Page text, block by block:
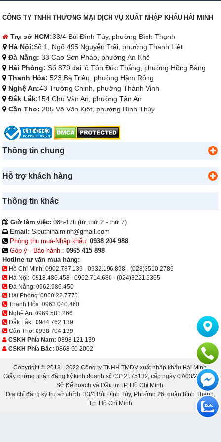
CÔNG TY TNHH THƯƠNG MẠI DỊCH VỤ XUẤT NHẬP KHẨU HẢI MINH
Trụ sở HCM:33/4 Bùi Đình Túy, phường Bình Thạnh
Hà Nội:Số 1, Ngõ 495 Nguyễn Trãi, phường Thanh Liệt
Đà Nẵng: 33 Cao Sơn Pháo, phường An Khê
Hải Phòng: Số 879 đại lộ Tôn Đức Thắng, phường Hồng Bàng
Thanh Hóa: 523 Bà Triệu, phường Hàm Rồng
Nghệ An:43 Trường Chinh, phường Thành Vinh
Đắk Lắk:154 Chu Văn An, phường Tân An
Cần Thơ: 285 Võ Văn Kiệt, phường Bình Thủy
Thông tin chung
Hỗ trợ khách hàng
Thông tin khác
Giờ làm việc: 08h-17h (từ thứ 2 - thứ 7)
Email: Sieuthihaiminh@gmail.com
Phòng thu mua-Nhập khẩu: 0938 204 988
Góp ý - Bảo hành : 0965 415 898
Hotline tư vấn mua hàng:
Hồ Chí Minh: 0902.787.139 - 0932.196.898 - (028)3510.2786
Hà Nội: 0918.486.458 - 0962.714.680 - (024)3221.6365
Đà Nẵng: 0962.986.450
Hải Phòng: 0868.22.7775
Thanh Hóa: 0963.040.460
Nghệ An: 0969.581.266
Đắk Lắk: 0984.762.139
Cần Thơ: 0938 704 139
CSKH Phía Nam: 0898 121 139
CSKH Phía Bắc: 0868 50 2002
Copyright © 2013 - 2022 Công ty TNHH TMDV xuất nhập khẩu Hải Minh.
Giấy chứng nhận đăng ký kinh doanh số 0312175132, cấp ngày 07/03/2013 bởi
Sở Kế hoạch và Đầu tư TP. Hồ Chí Minh.
Địa chỉ đăng ký trụ sở chính: 33/4 Bùi Đình Túy, Phường 26, quận Bình Thạnh,
Tp. Hồ Chí Minh